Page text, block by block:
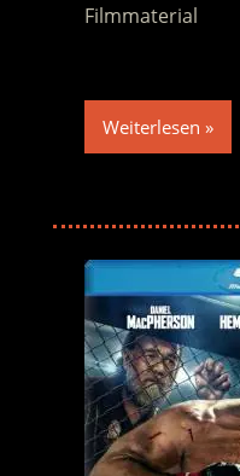
Filmmaterial
Weiterlesen